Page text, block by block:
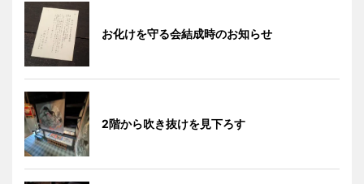
お化けを守る会結成時のお知らせ
2階から吹き抜けを見下ろす